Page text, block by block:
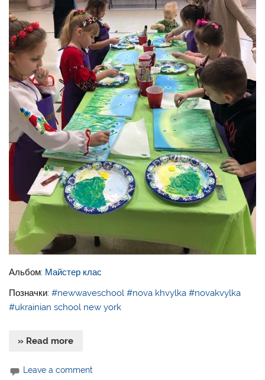
Альбом: Майстер клас
Позначки: #newwaveschool #nova khvylka #novakvylka
#ukrainian school new york
» Read more
Leave a comment